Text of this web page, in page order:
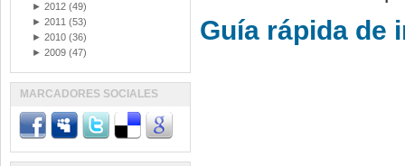
Guía rápida de
► 2012 (49)
► 2011 (53)
► 2010 (36)
► 2009 (47)
MARCADORES SOCIALES